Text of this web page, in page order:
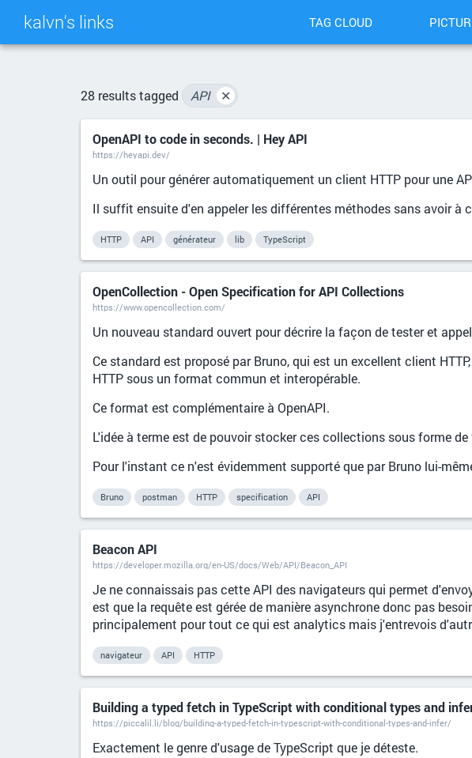
kalvn's links TAG CLOUD
28 results tagged API ✕
OpenAPI to code in seconds. | Hey API
https://heyapi.dev/
Un outil pour générer automatiquement un client HTTP pour une
Il suffit ensuite d'en appeler les différentes méthodes sans avoir à
HTTP API générateur lib TypeScript
OpenCollection - Open Specification for API Collections
https://www.opencollection.com/
Un nouveau standard ouvert pour décrire la façon de tester et
Ce standard est proposé par Bruno, qui est un excellent client
HTTP sous un format commun et interopérable.
Ce format est complémentaire à OpenAPI.
L'idée à terme est de pouvoir stocker ces collections sous forme
Pour l'instant ce n'est évidemment supporté que par Bruno lui-
Bruno postman HTTP specification API
Beacon API
https://developer.mozilla.org/en-US/docs/Web/API/Beacon_API
Je ne connaissais pas cette API des navigateurs qui permet
est que la requête est gérée de manière asynchrone donc pas
principalement pour tout ce qui est analytics mais j'entrevois
navigateur API HTTP
Building a typed fetch in TypeScript with conditional types and
https://piccalil.li/blog/building-a-typed-fetch-in-typescript-with-conditional-types-and-infer/
Exactement le genre d'usage de TypeScript que je déteste.